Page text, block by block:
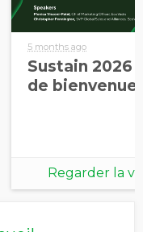
5 months ago
Sustain 2026
de bienvenue
Regarder la